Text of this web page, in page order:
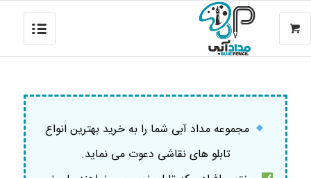
مجموعه مداد آبی شما را به خرید بهترین انواع
تابلو های نقاشی دعوت می نماید.